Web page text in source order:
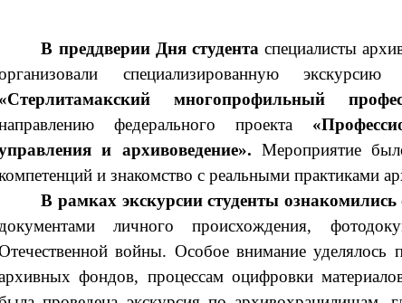
В преддверии Дня студента специалисты
специализированную
«Стерлитамакский многопрофильный
федерального проекта
и архивоведение». Мероприятие
и знакомство с реальными практиками
В рамках экскурсии студенты ознакомились
документами личного происхождения,
войны. Особое внимание уделялось
фондов, процессам оцифровки